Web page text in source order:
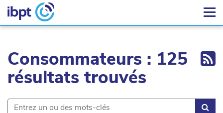
Consommateurs : 125
résultats trouvés